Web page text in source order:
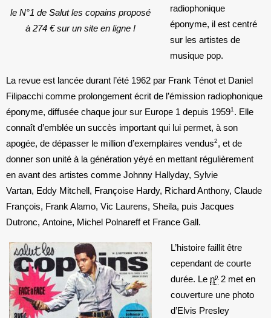
le N°1 de Salut les copains proposé
à 274 € sur un site en ligne !
radiophonique
éponyme, il est centré
sur les artistes de
musique pop.
La revue est lancée durant l’été 1962 par Frank Ténot et Daniel
Filipacchi comme prolongement écrit de l’émission radiophonique
éponyme, diffusée chaque jour sur Europe 1 depuis 19591. Elle
connaît d’emblée un succès important qui lui permet, à son
apogée, de dépasser le million d’exemplaires vendus2, et de
donner son unité à la génération yéyé en mettant régulièrement
en avant des artistes comme Johnny Hallyday, Sylvie
Vartan, Eddy Mitchell, Françoise Hardy, Richard Anthony, Claude
François, Frank Alamo, Vic Laurens, Sheila, puis Jacques
Dutronc, Antoine, Michel Polnareff et France Gall.
L’histoire faillit être
cependant de courte
durée. Le no 2 met en
couverture une photo
d’Elvis Presley